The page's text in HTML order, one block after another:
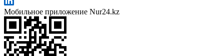
Мобильное приложение Nur24.kz